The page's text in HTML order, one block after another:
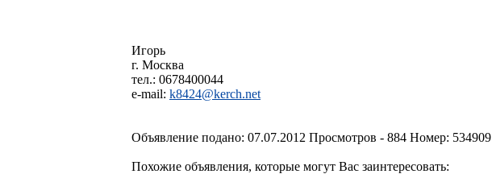
Игорь
г. Москва
тел.: 0678400044
e-mail: k8424@kerch.net
Объявление подано: 07.07.2012 Просмотров - 884 Номер: 534909
Похожие объявления, которые могут Вас заинтересовать: